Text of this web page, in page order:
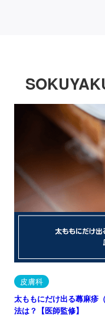
皮膚科
太ももにだけ出る蕁麻疹
法は？【医師監修】